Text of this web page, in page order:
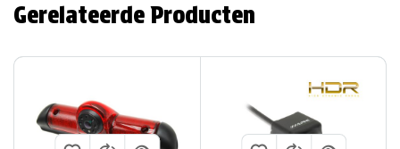
Gerelateerde Producten